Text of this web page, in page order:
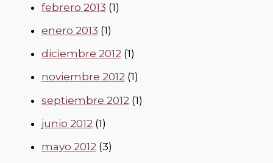
febrero 2013 (1)
enero 2013 (1)
diciembre 2012 (1)
noviembre 2012 (1)
septiembre 2012 (1)
junio 2012 (1)
mayo 2012 (3)